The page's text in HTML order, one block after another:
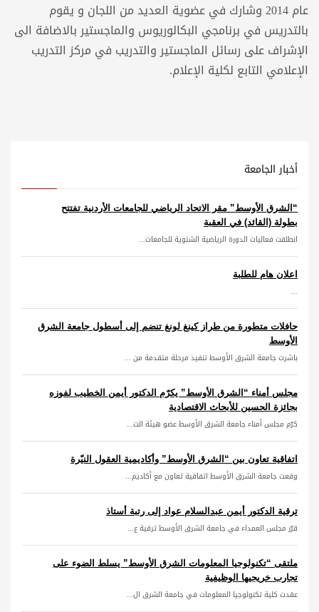
عام 2014 وشارك في عضوية العديد من اللجان و يقوم
بالتدريس في برنامجي البكالوريوس والماجستير بالاضافة الى
الإشراف على رسائل الماجستير والتدريب في مركز التدريب
الإعلامي التابع لكلية الإعلام.
أخبار الجامعة
“الشرق الأوسط” مقر الاتحاد الرياضي للجامعات الأردنية تفتتح
بطولة (القائد) في العقبة
انطلقت فعاليات الدورة الرياضية الشتوية للجامعات...
اعلان هام للطلبة
...
حافلات متطورة من طراز كينغ لونغ تنضم إلى أسطول جامعة الشرق
الأوسط
باشرت جامعة الشرق الأوسط تنفيذ مرحلة متقدمة من ...
مجلس أمناء “الشرق الأوسط” يكرّم الدكتور أيمن الخطيب لفوزه
بجائزة الحسين للأبحاث الاقتصادية
كرّم مجلس أمناء جامعة الشرق الأوسط عضو هيئة الت...
اتفاقية تعاون بين “الشرق الأوسط” وأكاديمية العقول النيّرة
وقعت جامعة الشرق الأوسط اتفاقية تعاون مع أكاديم...
ترقية الدكتور أيمن عبدالسلام عواد إلى رتبة أستاذ
قرّر مجلس العمداء في جامعة الشرق الأوسط ترقية ع...
ملتقى “تكنولوجيا المعلومات الشرق الأوسط” يسلط الضوء على
تجارب خريجيها الوظيفية
عقدت كلية تكنولوجيا المعلومات في جامعة الشرق ال...